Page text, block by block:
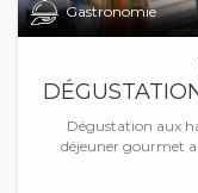
Gastronomie
Dégustation aux
déjeuner gourmet